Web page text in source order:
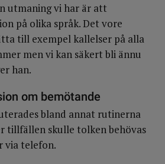
utmaning vi har är att
på olika språk. Det vore
till exempel kallelser på alla
men vi kan säkert bli ännu
han.
om bemötande
bland annat rutinerna
tillfällen skulle tolken behövas
via telefon.